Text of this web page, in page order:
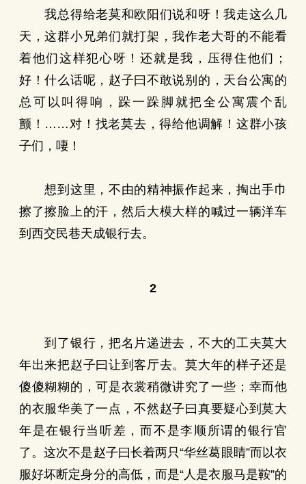
我总得给老莫和欧阳们说和呀！我走这么几
天，这群小兄弟们就打架，我作老大哥的不能看
着他们这样犯心呀！还就是我，压得住他们；
好！什么话呢，赵子曰不敢说别的，天台公寓的
总可以叫得响，跺一跺脚就把全公寓震个乱
颤！……对！找老莫去，得给他调解！这群小孩
子们，啛！
想到这里，不由的精神振作起来，掏出手巾
擦了擦脸上的汗，然后大模大样的喊过一辆洋车
到西交民巷天成银行去。
2
到了银行，把名片递进去，不大的工夫莫大
年出来把赵子曰让到客厅去。莫大年的样子还是
傻傻糊糊的，可是衣裳稍微讲究了一些；幸而他
的衣服华美了一点，不然赵子曰真要疑心到莫大
年是在银行当听差，而不是李顺所谓的银行官
了。这次不是赵子曰长着两只“华丝葛眼睛”而以衣
服好坏断定身分的高低，而是“人是衣服马是鞍”的